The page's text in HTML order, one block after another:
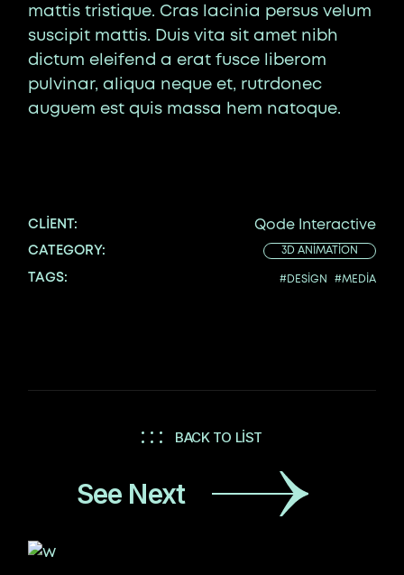
mattis tristique. Cras lacinia persus velum
suscipit mattis. Duis vita sit amet nibh
dictum eleifend a erat fusce liberom
pulvinar, aliqua neque et, rutrdonec
auguem est quis massa hem natoque.
CLIENT: Qode Interactive
CATEGORY: 3D ANIMATION
TAGS: #DESIGN #MEDIA
BACK TO LIST
See Next